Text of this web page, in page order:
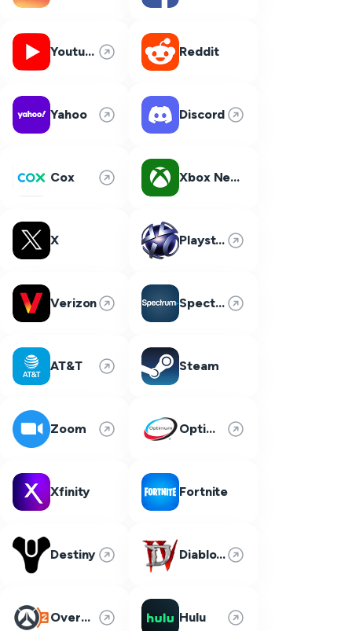
Youtube Reddit
Yahoo Discord
Cox Xbox Network
X Playstation Network
Verizon Spectrum
AT&T Steam
Zoom Optimum
Xfinity Fortnite
Destiny Diablo 4
Overwatch 2 Hulu